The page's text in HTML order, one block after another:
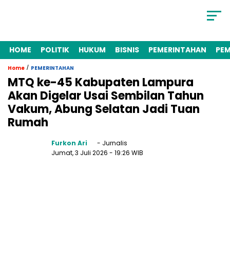
HOME POLITIK HUKUM BISNIS PEMERINTAHAN
Home / PEMERINTAHAN
MTQ ke-45 Kabupaten Lampura
Akan Digelar Usai Sembilan Tahun
Vakum, Abung Selatan Jadi Tuan
Rumah
Furkon Ari
- Jurnalis
Jumat, 3 Juli 2026 - 19:26 WIB